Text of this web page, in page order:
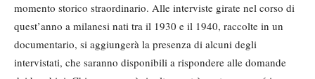
momento storico straordinario. Alle interviste girate nel corso di
quest’anno a milanesi nati tra il 1930 e il 1940, raccolte in un
documentario, si aggiungerà la presenza di alcuni degli
intervistati, che saranno disponibili a rispondere alle domande